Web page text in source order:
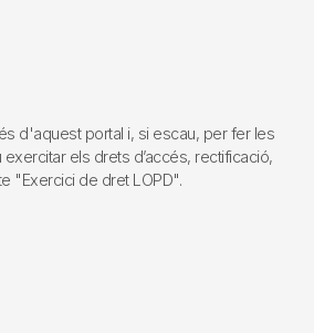
d'aquest portal i, si escau, per fer les
els drets d’accés, rectificació,
"Exercici de dret LOPD".